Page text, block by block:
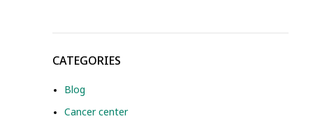
CATEGORIES
Blog
Cancer center